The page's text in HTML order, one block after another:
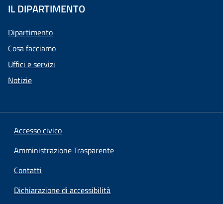
IL DIPARTIMENTO
Dipartimento
Cosa facciamo
Uffici e servizi
Notizie
Accesso civico
Amministrazione Trasparente
Contatti
Dichiarazione di accessibilità